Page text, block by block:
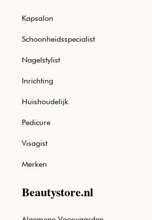
Kapsalon
Schoonheidsspecialist
Nagelstylist
Inrichting
Huishoudelijk
Pedicure
Visagist
Merken
Beautystore.nl